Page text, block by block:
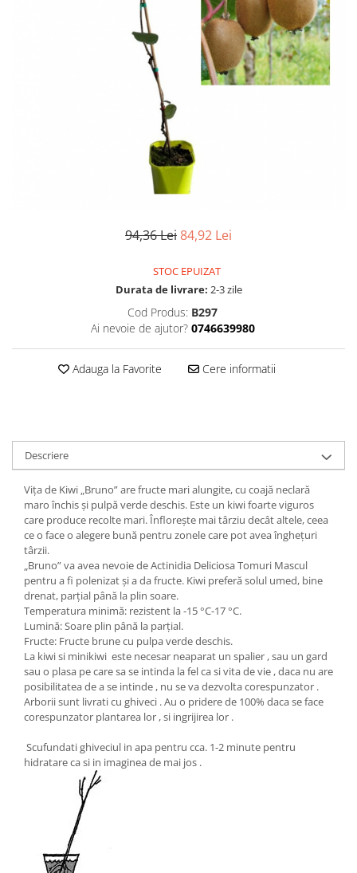
94,36 Lei84,92 Lei
STOC EPUIZAT
Durata de livrare: 2-3 zile
Cod Produs: B297
Ai nevoie de ajutor? 0746639980
Adauga la Favorite Cere informatii
Descriere
Vița de Kiwi „Bruno” are fructe mari alungite, cu coajă neclară
maro închis și pulpă verde deschis. Este un kiwi foarte viguros
care produce recolte mari. Înflorește mai târziu decât altele, ceea
ce o face o alegere bună pentru zonele care pot avea înghețuri
târzii.
„Bruno” va avea nevoie de Actinidia Deliciosa Tomuri Mascul
pentru a fi polenizat și a da fructe. Kiwi preferă solul umed, bine
drenat, parțial până la plin soare.
Temperatura minimă: rezistent la -15 °C-17 °C.
Lumină: Soare plin până la parțial.
Fructe: Fructe brune cu pulpa verde deschis.
La kiwi si minikiwi este necesar neaparat un spalier , sau un gard
sau o plasa pe care sa se intinda la fel ca si vita de vie , daca nu are
posibilitatea de a se intinde , nu se va dezvolta corespunzator .
Arborii sunt livrati cu ghiveci . Au o pridere de 100% daca se face
corespunzator plantarea lor , si ingrijirea lor .
Scufundati ghiveciul in apa pentru cca. 1-2 minute pentru
hidratare ca si in imaginea de mai jos .